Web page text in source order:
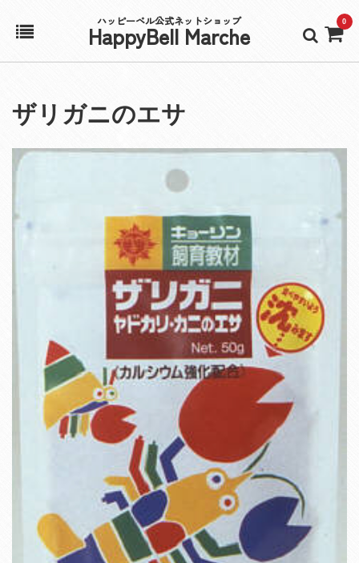
ハッピーベル公式ネットショップ
HappyBell Marche 0
アカウント
カート
ザリガニのエサ